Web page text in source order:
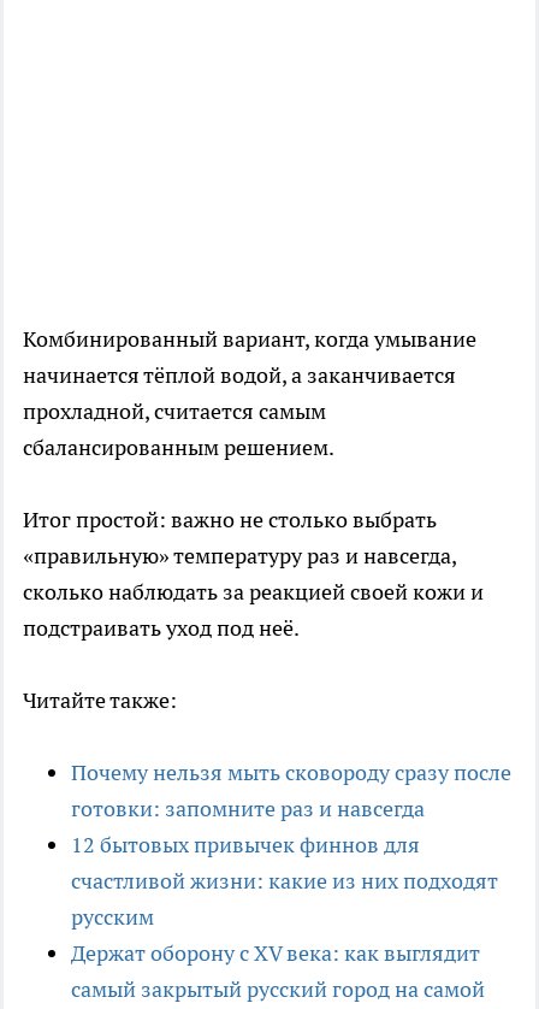
Комбинированный вариант, когда умывание
начинается тёплой водой, а заканчивается
прохладной, считается самым
сбалансированным решением.
Итог простой: важно не столько выбрать
«правильную» температуру раз и навсегда,
сколько наблюдать за реакцией своей кожи и
подстраивать уход под неё.
Читайте также:
Почему нельзя мыть сковороду сразу после
готовки: запомните раз и навсегда
12 бытовых привычек финнов для
счастливой жизни: какие из них подходят
русским
Держат оборону с XV века: как выглядит
самый закрытый русский город на самой